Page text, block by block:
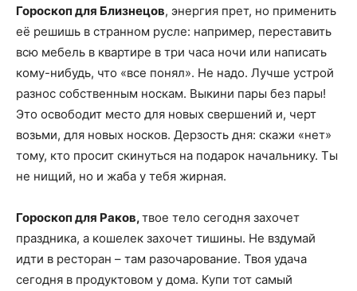
Гороскоп для Близнецов, энергия прет, но применить
её решишь в странном русле: например, переставить
всю мебель в квартире в три часа ночи или написать
кому-нибудь, что «все понял». Не надо. Лучше устрой
разнос собственным носкам. Выкини пары без пары!
Это освободит место для новых свершений и, черт
возьми, для новых носков. Дерзость дня: скажи «нет»
тому, кто просит скинуться на подарок начальнику. Ты
не нищий, но и жаба у тебя жирная.
Гороскоп для Раков,твое тело сегодня захочет
праздника, а кошелек захочет тишины. Не вздумай
идти в ресторан – там разочарование. Твоя удача
сегодня в продуктовом у дома. Купи тот самый